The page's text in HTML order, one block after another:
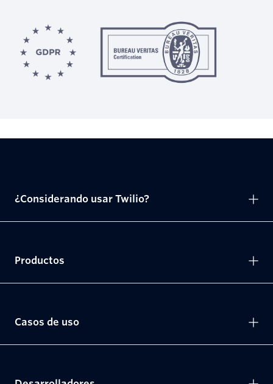
¿Considerando usar Twilio?
Productos
Casos de uso